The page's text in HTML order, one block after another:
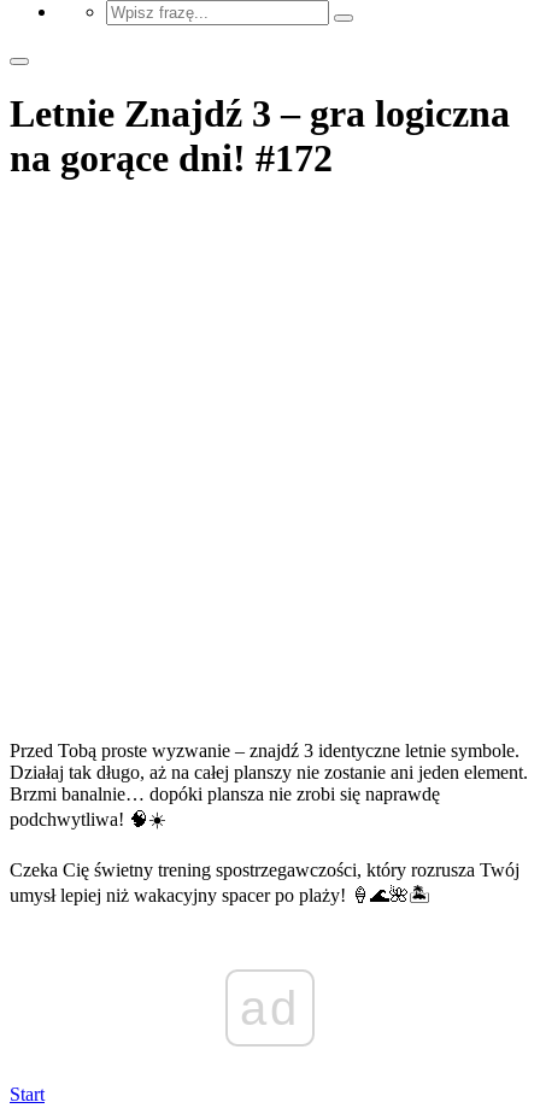
Letnie Znajdź 3 – gra logiczna
na gorące dni! #172
Przed Tobą proste wyzwanie – znajdź 3 identyczne letnie symbole.
Działaj tak długo, aż na całej planszy nie zostanie ani jeden element.
Brzmi banalnie… dopóki plansza nie zrobi się naprawdę
podchwytliwa! 🧠☀️
Czeka Cię świetny trening spostrzegawczości, który rozrusza Twój
umysł lepiej niż wakacyjny spacer po plaży! 🍦🌊🌺🏝️
ad
Start